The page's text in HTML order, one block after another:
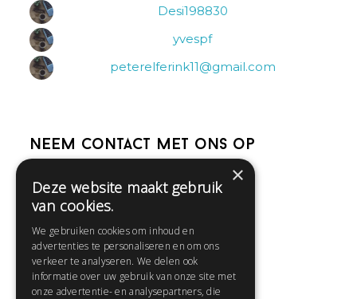
Desi198830
yvespf
peterelferink11@gmail.com
Neem contact met ons op
Help
Contact
Huisregels
×
Deze website maakt gebruik
van cookies.
We gebruiken cookies om inhoud en
advertenties te personaliseren en om ons
verkeer te analyseren. We delen ook
informatie over uw gebruik van onze site met
onze advertentie- en analysepartners, die